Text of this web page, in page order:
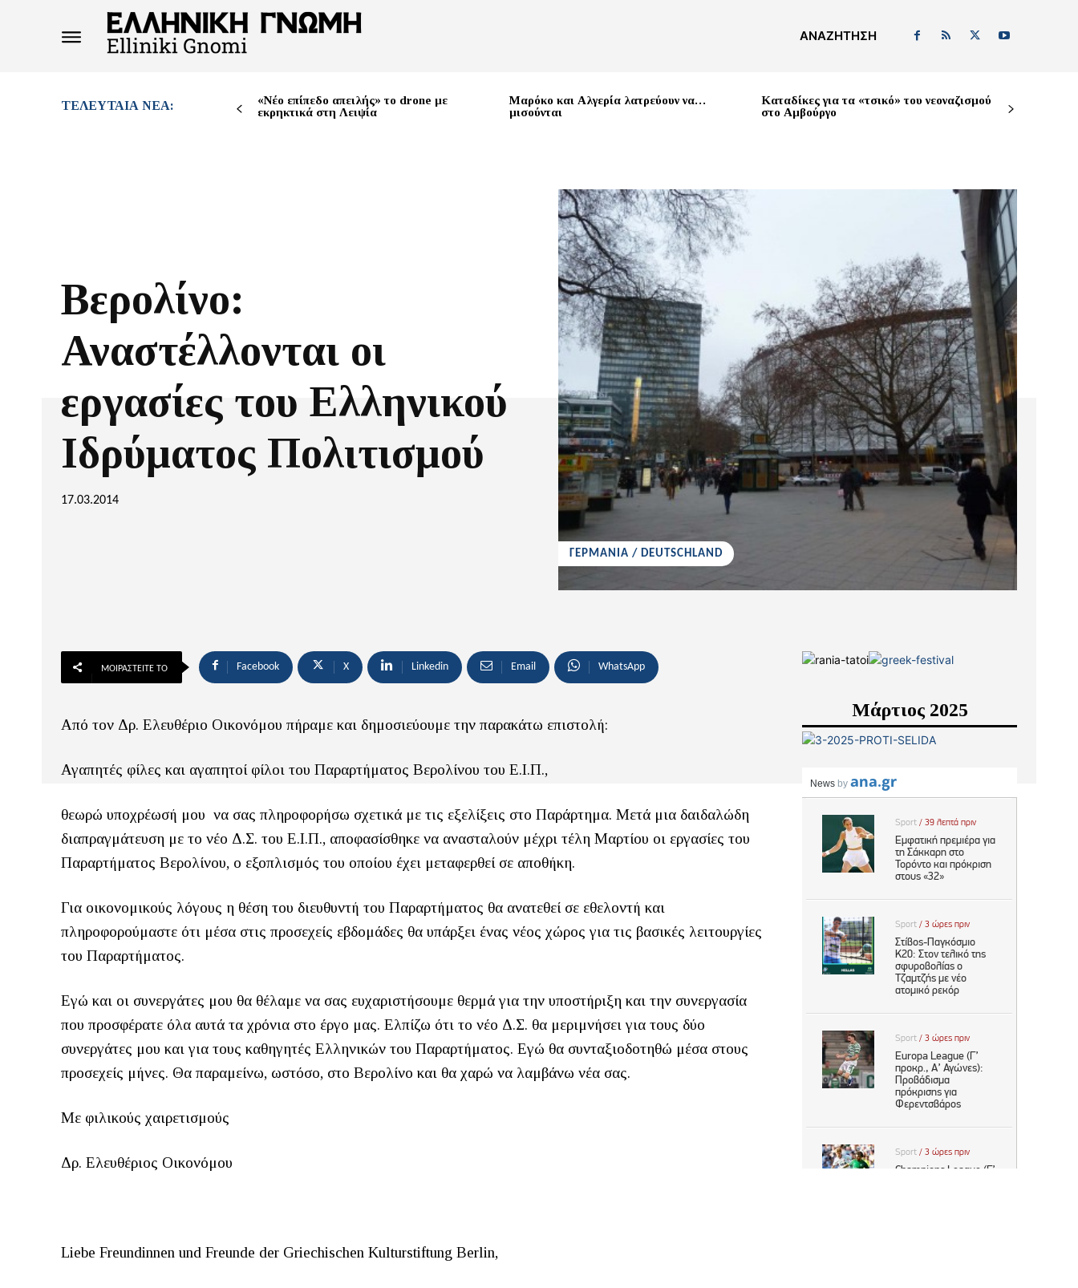
ΑΝΑΖΉΤΗΣΗ
ΤΕΛΕΥΤΑΊΑ ΝΈΑ:
«Νέο επίπεδο απειλής» το drone με
εκρηκτικά στη Λειψία
Μαρόκο και Αλγερία λατρεύουν να…
μισούνται
Καταδίκες για τα «τσικό» του νεοναζισμού
στο Αμβούργο
Βερολίνο:
Αναστέλλονται οι
εργασίες του Ελληνικού
Ιδρύματος Πολιτισμού
17.03.2014
ΓΕΡΜΑΝΙΑ / DEUTSCHLAND
ΜΟΙΡΑΣΤΕΊΤΕ ΤΟ Facebook X Linkedin Email WhatsApp
Από τον Δρ. Ελευθέριο Οικονόμου πήραμε και δημοσιεύουμε την παρακάτω επιστολή:
Αγαπητές φίλες και αγαπητοί φίλοι του Παραρτήματος Βερολίνου του Ε.Ι.Π.,
θεωρώ υποχρέωσή μου να σας πληροφορήσω σχετικά με τις εξελίξεις στο Παράρτημα. Μετά μια δαιδαλώδη
διαπραγμάτευση με το νέο Δ.Σ. του Ε.Ι.Π., αποφασίσθηκε να ανασταλούν μέχρι τέλη Μαρτίου οι εργασίες του
Παραρτήματος Βερολίνου, ο εξοπλισμός του οποίου έχει μεταφερθεί σε αποθήκη.
Για οικονομικούς λόγους η θέση του διευθυντή του Παραρτήματος θα ανατεθεί σε εθελοντή και
πληροφορούμαστε ότι μέσα στις προσεχείς εβδομάδες θα υπάρξει ένας νέος χώρος για τις βασικές λειτουργίες
του Παραρτήματος.
Εγώ και οι συνεργάτες μου θα θέλαμε να σας ευχαριστήσουμε θερμά για την υποστήριξη και την συνεργασία
που προσφέρατε όλα αυτά τα χρόνια στο έργο μας. Ελπίζω ότι το νέο Δ.Σ. θα μεριμνήσει για τους δύο
συνεργάτες μου και για τους καθηγητές Ελληνικών του Παραρτήματος. Εγώ θα συνταξιοδοτηθώ μέσα στους
προσεχείς μήνες. Θα παραμείνω, ωστόσο, στο Βερολίνο και θα χαρώ να λαμβάνω νέα σας.
Με φιλικούς χαιρετισμούς
Δρ. Ελευθέριος Οικονόμου
Liebe Freundinnen und Freunde der Griechischen Kulturstiftung Berlin,
Μάρτιος 2025